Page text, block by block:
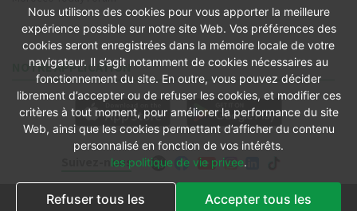
Suivez-nous
NOTRE APPLICATION
Nous utilisons des cookies pour vous apporter la meilleure
expérience possible sur notre site Web. Vos préférences des
cookies seront enregistrées dans la mémoire locale de votre
navigateur. Il s’agit notamment de cookies nécessaires au
fonctionnement du site. En outre, vous pouvez décider
librement d’accepter ou de refuser les cookies, et modifier ces
critères à tout moment, pour améliorer la performance du site
Web, ainsi que les cookies permettant d’afficher du contenu
personnalisé en fonction de vos intérêts.
les politique de vie privee.
Refuser tous les
Accepter tous les